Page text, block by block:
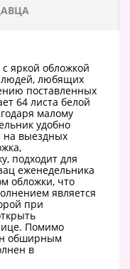
яркой обложкой
людей, любящих
поставленных
64 листа белой
малому
удобно
на выездных
подходит для
еженедельника
обложки, что
является
при
Помимо
обширным
в